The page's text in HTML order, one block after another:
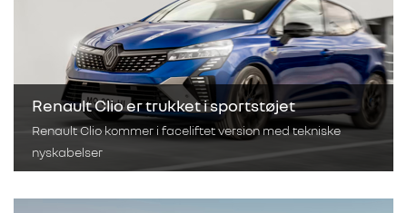
Renault Clio er trukket i sportstøjet
Renault Clio kommer i faceliftet version med tekniske
nyskabelser